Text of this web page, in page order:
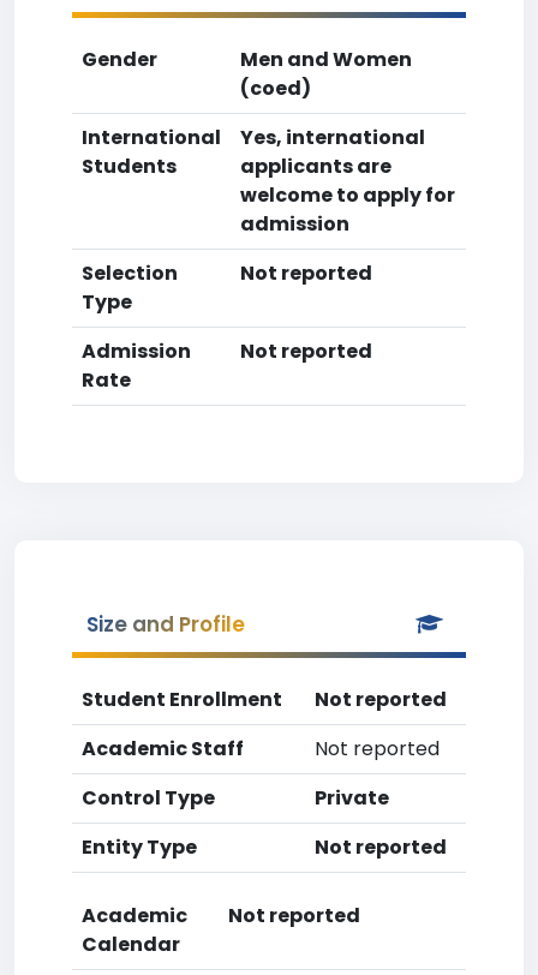
Gender
Men and Women
(coed)
International
Students
Yes, international
applicants are
welcome to apply for
admission
Selection
Type
Not reported
Admission
Rate
Not reported
Size and Profile
Student Enrollment
Not reported
Academic Staff
Not reported
Control Type
Private
Entity Type
Not reported
Academic
Calendar
Not reported